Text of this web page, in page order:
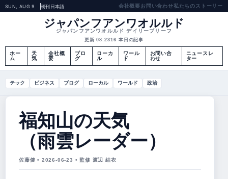
SUN, AUG 9 朝刊日本語 会社概要お問い合わせ私たちのストーリー
ジャパンフアンワオルルド
ジャパンフアンワオルルド デイリーブリーフ
更新 08:2316 本日の記事
ホー
ム
天
気
会社概
要
ブロ
グ
ローカ
ル
ワール
ド
お問い合
わせ
ニュースレ
ター
テック ビジネス ブログ ローカル ワールド 政治
福知山の天気
（雨雲レーダー）
佐藤健 • 2026-06-23 • 監修 渡辺 結衣